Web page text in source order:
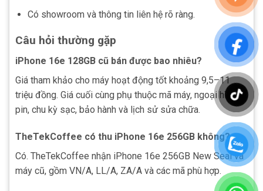
Có showroom và thông tin liên hệ rõ ràng.
Câu hỏi thường gặp
iPhone 16e 128GB cũ bán được bao nhiêu?
Giá tham khảo cho máy hoạt động tốt khoảng 9,5–11
triệu đồng. Giá cuối cùng phụ thuộc mã máy, ngoại hình,
pin, chu kỳ sạc, bảo hành và lịch sử sửa chữa.
TheTekCoffee có thu iPhone 16e 256GB không?
Có. TheTekCoffee nhận iPhone 16e 256GB New Seal và
máy cũ, gồm VN/A, LL/A, ZA/A và các mã phù hợp.